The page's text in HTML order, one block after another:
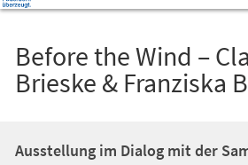
Before the Wind –
Brieske & Franziska
Ausstellung im Dialog mit der